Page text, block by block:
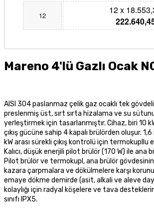
12
12 x
Mareno 4'lü Gazlı Ocak
AISI 304 paslanmaz çelik gaz ocaklı tek
preslenmiş üst, sırt sırta hizalama ve su sütunu
yerleştirmek için tasarlanmıştır. Cihaz, biri 10
çıkış gücüne sahip 4 kapalı brülörden oluşur.
kW arası sürekli çıkış kontrolü için
Kalıcı, düşük enerjili pilot brülör (170 W) ile ana
Pilot brülör ve termokupl, ana brülör
kazara çarpmalara ve dökülmelere karşı
emaye dökme demirde (asit, alkali ve aleve
kolaylığı için radyal köşelere ve tava
sınıfı IPX5.